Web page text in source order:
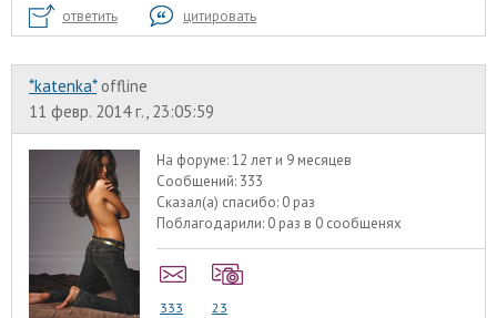
ответить цитировать
*katenka* offline
11 февр. 2014 г., 23:05:59
На форуме:12 лет и 9 месяцев
Сообщений: 333
Сказал(а) спасибо: 0 раз
Поблагодарили: 0 раз в 0 сообщенях
333 23